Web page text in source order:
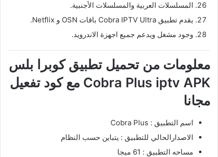
المسلسلات العربية والمسلسلات الأجنبية.
يقدم تطبيق Cobra IPTV Ultra باقات OSN و Netflix.
وجود مشغل ويدعم جميع اجهزة الاندرويد.
معلومات من تحميل تطبيق كوبرا بلس
Cobra Plus iptv APK مع كود تفعيل
مجانا
اسم التطبيق : Cobra Plus
الاصدارالحالي للتطبيق : يتباين حسب النظام
مساحه التطبيق : 61 ميجا